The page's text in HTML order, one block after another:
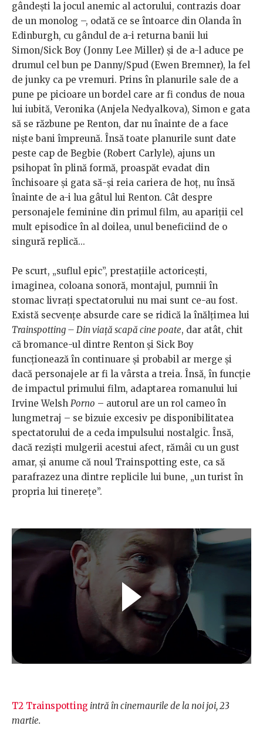
gândeşti la jocul anemic al actorului, contrazis doar
de un monolog –, odată ce se întoarce din Olanda în
Edinburgh, cu gândul de a-i returna banii lui
Simon/Sick Boy (Jonny Lee Miller) şi de a-l aduce pe
drumul cel bun pe Danny/Spud (Ewen Bremner), la fel
de junky ca pe vremuri. Prins în planurile sale de a
pune pe picioare un bordel care ar fi condus de noua
lui iubită, Veronika (Anjela Nedyalkova), Simon e gata
să se răzbune pe Renton, dar nu înainte de a face
nişte bani împreună. Însă toate planurile sunt date
peste cap de Begbie (Robert Carlyle), ajuns un
psihopat în plină formă, proaspăt evadat din
închisoare şi gata să-şi reia cariera de hoţ, nu însă
înainte de a-i lua gâtul lui Renton. Cât despre
personajele feminine din primul film, au apariţii cel
mult episodice în al doilea, unul beneficiind de o
singură replică...
Pe scurt, „suflul epic”, prestaţiile actoriceşti,
imaginea, coloana sonoră, montajul, pumnii în
stomac livraţi spectatorului nu mai sunt ce-au fost.
Există secvenţe absurde care se ridică la înălţimea lui
Trainspotting – Din viaţă scapă cine poate, dar atât, chit
că bromance-ul dintre Renton şi Sick Boy
funcţionează în continuare şi probabil ar merge şi
dacă personajele ar fi la vârsta a treia. Însă, în funcţie
de impactul primului film, adaptarea romanului lui
Irvine Welsh Porno – autorul are un rol cameo în
lungmetraj – se bizuie excesiv pe disponibilitatea
spectatorului de a ceda impulsului nostalgic. Însă,
dacă rezişti mulgerii acestui afect, rămâi cu un gust
amar, şi anume că noul Trainspotting este, ca să
parafrazez una dintre replicile lui bune, „un turist în
propria lui tinereţe”.
T2 Trainspotting intră în cinemaurile de la noi joi, 23
martie.